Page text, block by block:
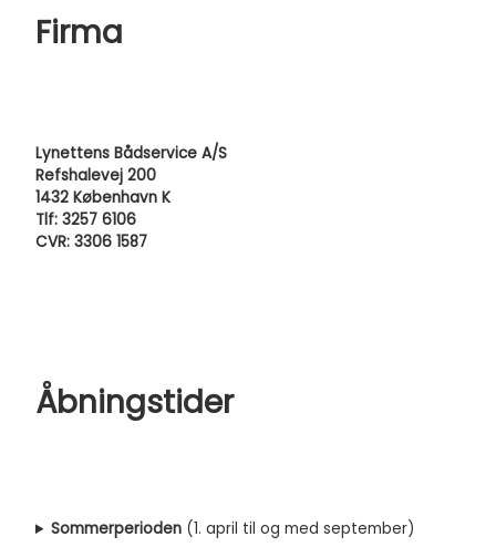
Firma
Lynettens Bådservice A/S
Refshalevej 200
1432 København K
Tlf: 3257 6106
CVR: 3306 1587
Åbningstider
Sommerperioden (1. april til og med september)